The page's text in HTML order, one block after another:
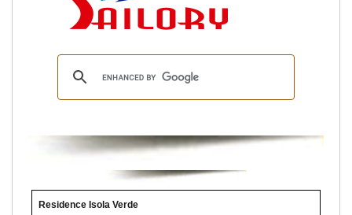
Residence Isola Verde